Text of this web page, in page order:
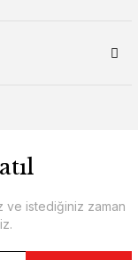
ve istediğiniz zaman